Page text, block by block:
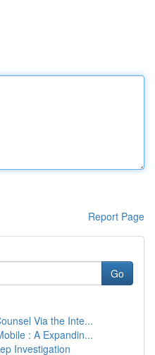
Report Page
Go
Via the Inte...
: A Expandin...
Investigation